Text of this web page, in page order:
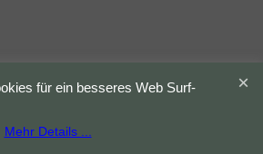
für ein besseres Web Surf-
Mehr Details ...